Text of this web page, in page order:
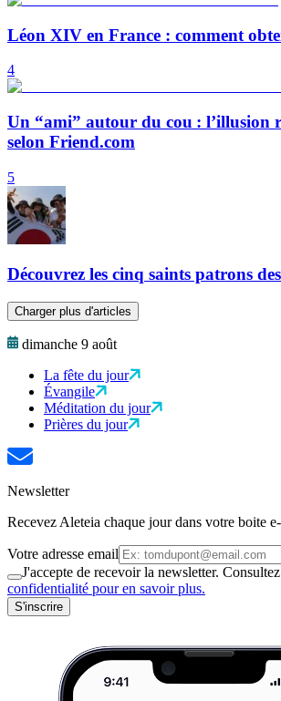
Léon XIV en France : comment
4
Un “ami” autour du cou : l’illusion
selon Friend.com
5
Découvrez les cinq saints patrons
Charger plus d'articles
dimanche 9 août
La fête du jour
Évangile
Méditation du jour
Prières du jour
Newsletter
Recevez Aleteia chaque jour dans votre boite
Votre adresse email
J'accepte de recevoir la newsletter.
confidentialité pour en savoir plus.
S'inscrire